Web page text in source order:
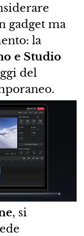
gadget ma
la
e Studio
del
, si